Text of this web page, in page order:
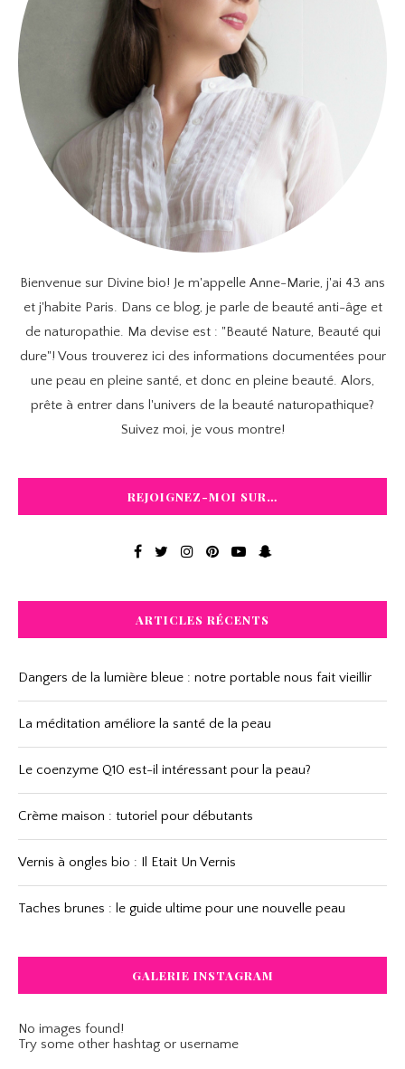
Bienvenue sur Divine bio! Je m'appelle Anne-Marie, j'ai 43 ans
et j'habite Paris. Dans ce blog, je parle de beauté anti-âge et
de naturopathie. Ma devise est : "Beauté Nature, Beauté qui
dure"! Vous trouverez ici des informations documentées pour
une peau en pleine santé, et donc en pleine beauté. Alors,
prête à entrer dans l'univers de la beauté naturopathique?
Suivez moi, je vous montre!
REJOIGNEZ-MOI SUR…
ARTICLES RÉCENTS
Dangers de la lumière bleue : notre portable nous fait vieillir
La méditation améliore la santé de la peau
Le coenzyme Q10 est-il intéressant pour la peau?
Crème maison : tutoriel pour débutants
Vernis à ongles bio : Il Etait Un Vernis
Taches brunes : le guide ultime pour une nouvelle peau
GALERIE INSTAGRAM
No images found!
Try some other hashtag or username